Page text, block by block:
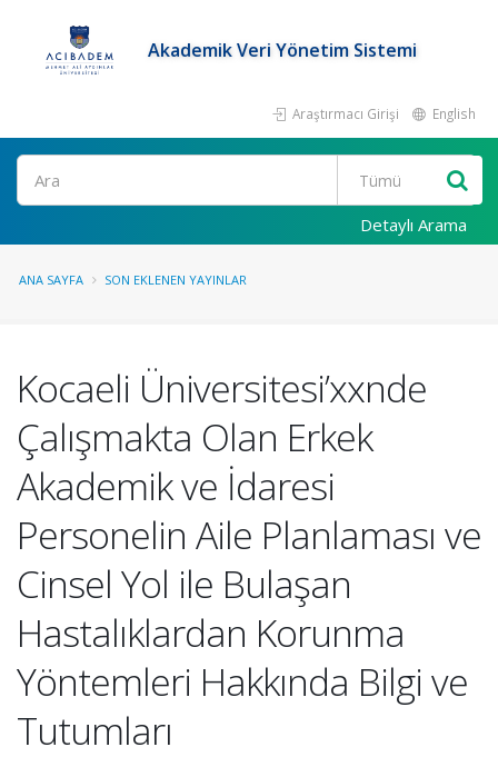
Akademik Veri Yönetim Sistemi
Araştırmacı Girişi English
Ara
Detaylı Arama
ANA SAYFA SON EKLENEN YAYINLAR
Kocaeli Üniversitesi’xxnde
Çalışmakta Olan Erkek
Akademik ve İdaresi
Personelin Aile Planlaması ve
Cinsel Yol ile Bulaşan
Hastalıklardan Korunma
Yöntemleri Hakkında Bilgi ve
Tutumları